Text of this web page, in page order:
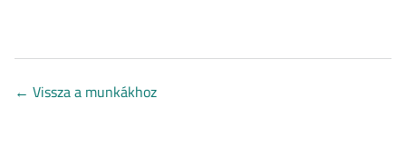
← Vissza a munkákhoz